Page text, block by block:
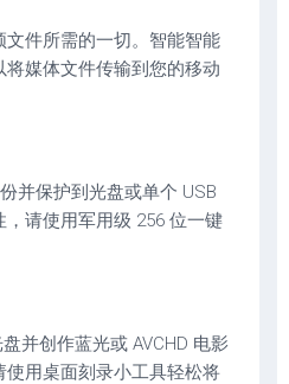
件所需的一切。智能智能
媒体文件传输到您的移动
并保护到光盘或单个 USB
请使用军用级 256 位一键
并创作蓝光或 AVCHD 电影
用桌面刻录小工具轻松将